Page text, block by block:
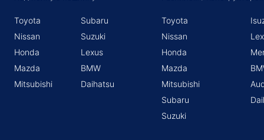
Toyota
Nissan
Honda
Mazda
Mitsubishi
Subaru
Suzuki
Lexus
BMW
Daihatsu
Toyota
Nissan
Honda
Mazda
Mitsubishi
Subaru
Suzuki